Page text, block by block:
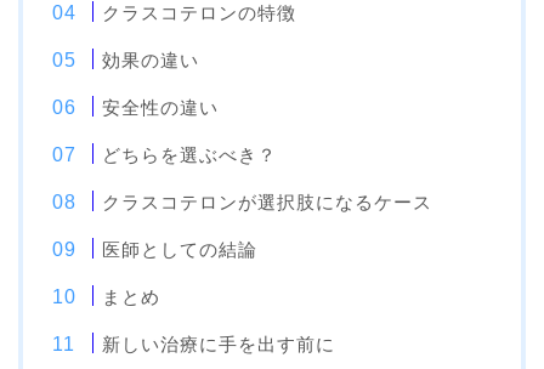
クラスコテロンの特徴
効果の違い
安全性の違い
どちらを選ぶべき？
クラスコテロンが選択肢になるケース
医師としての結論
まとめ
新しい治療に手を出す前に